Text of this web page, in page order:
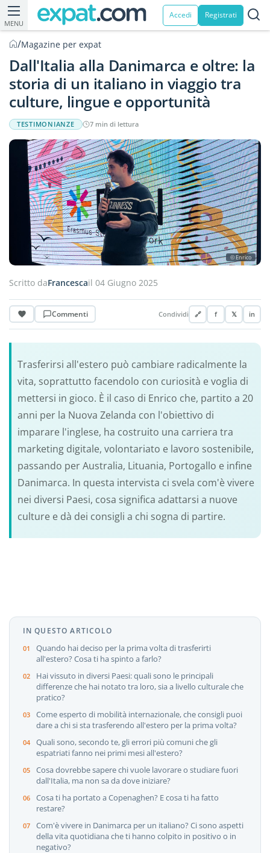
MENU
Accedi Registrati
/Magazine per expat
Dall'Italia alla Danimarca e oltre: la
storia di un italiano in viaggio tra
culture, lingue e opportunità
TESTIMONIANZE 7 min di lettura
© Enrico
Scritto daFrancescail 04 Giugno 2025
Commenti Condividi 🔗 f 𝕏 in
Trasferirsi all'estero può cambiare radicalmente la
vita, soprattutto facendolo con curiosità e voglia di
mettersi in gioco. È il caso di Enrico che, partito a 20
anni per la Nuova Zelanda con l'obiettivo di
imparare l'inglese, ha costruito una carriera tra
marketing digitale, volontariato e lavoro sostenibile,
passando per Australia, Lituania, Portogallo e infine
Danimarca. In questa intervista ci svela com'è vivere
nei diversi Paesi, cosa significa adattarsi a nuove
culture e dà dei consigli a chi sogna di partire.
IN QUESTO ARTICOLO
Quando hai deciso per la prima volta di trasferirti
all'estero? Cosa ti ha spinto a farlo?
Hai vissuto in diversi Paesi: quali sono le principali
differenze che hai notato tra loro, sia a livello culturale che
pratico?
Come esperto di mobilità internazionale, che consigli puoi
dare a chi si sta trasferendo all'estero per la prima volta?
Quali sono, secondo te, gli errori più comuni che gli
espatriati fanno nei primi mesi all'estero?
Cosa dovrebbe sapere chi vuole lavorare o studiare fuori
dall'Italia, ma non sa da dove iniziare?
Cosa ti ha portato a Copenaghen? E cosa ti ha fatto
restare?
Com'è vivere in Danimarca per un italiano? Ci sono aspetti
della vita quotidiana che ti hanno colpito in positivo o in
negativo?